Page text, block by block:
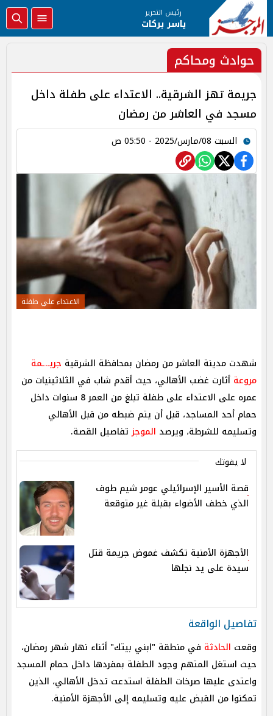
رئيس التحرير
ياسر بركات
حوادث ومحاكم
جريمة تهز الشرقية.. الاعتداء على طفلة داخل
مسجد في العاشر من رمضان
السبت 08/مارس/2025 - 05:50 ص
الاعتداء علي طفلة
شهدت مدينة العاشر من رمضان بمحافظة الشرقية جريـ.ـمة
مروعة أثارت غضب الأهالي، حيث أقدم شاب في الثلاثينيات من
عمره على الاعتداء على طفلة تبلغ من العمر 8 سنوات داخل
حمام أحد المساجد، قبل أن يتم ضبطه من قبل الأهالي
وتسليمه للشرطة، ويرصد الموجزتفاصيل القصة.
لا يفوتك
قصة الأسير الإسرائيلي عومر شيم طوف
الذي خطف الأضواء بقبلة غير متوقعة
الأجهزة الأمنية تكشف غموض جريمة قتل
سيدة على يد نجلها
تفاصيل الواقعة
وقعت الحادثة في منطقة "ابني بيتك" أثناء نهار شهر رمضان،
حيث استغل المتهم وجود الطفلة بمفردها داخل حمام المسجد
واعتدى عليها صرخات الطفلة استدعت تدخل الأهالي، الذين
تمكنوا من القبض عليه وتسليمه إلى الأجهزة الأمنية.